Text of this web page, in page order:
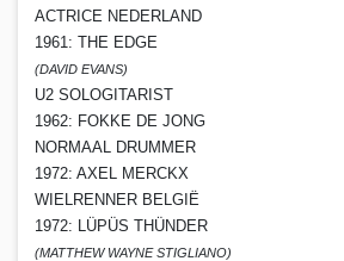
ACTRICE NEDERLAND
1961: THE EDGE
(DAVID EVANS)
U2 SOLOGITARIST
1962: FOKKE DE JONG
NORMAAL DRUMMER
1972: AXEL MERCKX
WIELRENNER BELGIË
1972: LÜPÜS THÜNDER
(MATTHEW WAYNE STIGLIANO)